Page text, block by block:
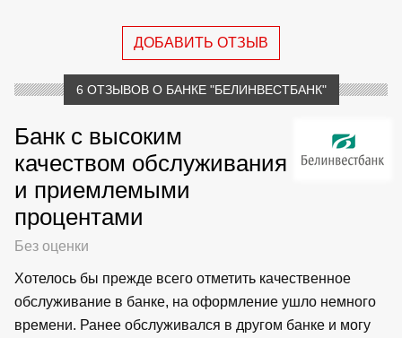
ДОБАВИТЬ ОТЗЫВ
6 ОТЗЫВОВ О БАНКЕ "БЕЛИНВЕСТБАНК"
Банк с высоким
качеством обслуживания
и приемлемыми
процентами
Без оценки
Хотелось бы прежде всего отметить качественное
обслуживание в банке, на оформление ушло немного
времени. Ранее обслуживался в другом банке и могу